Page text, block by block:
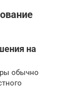
на
обычно